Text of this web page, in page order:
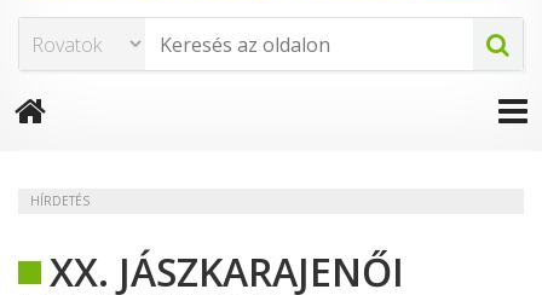
HÍRDETÉS
XX. JÁSZKARAJENŐI